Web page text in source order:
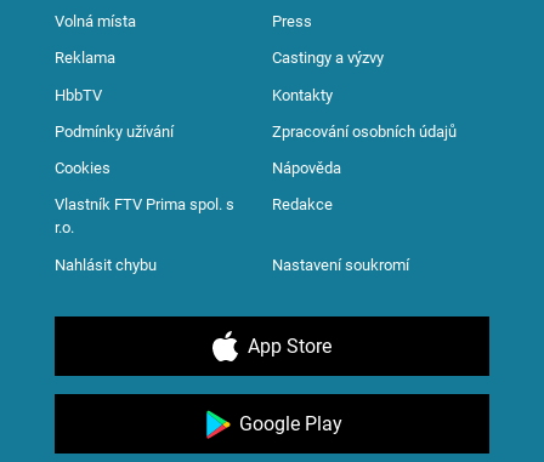
Volná místa Press
Reklama Castingy a výzvy
HbbTV Kontakty
Podmínky užívání Zpracování osobních údajů
Cookies Nápověda
Vlastník FTV Prima spol. s
r.o.
Redakce
Nahlásit chybu Nastavení soukromí
App Store
Google Play